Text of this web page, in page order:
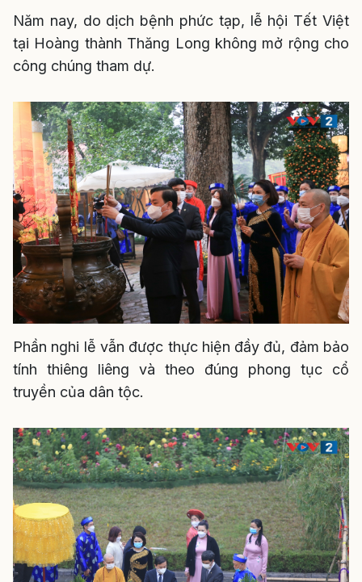
Năm nay, do dịch bệnh phức tạp, lễ hội Tết Việt
tại Hoàng thành Thăng Long không mở rộng cho
công chúng tham dự.
Phần nghi lễ vẫn được thực hiện đầy đủ, đảm bảo
tính thiêng liêng và theo đúng phong tục cổ
truyền của dân tộc.